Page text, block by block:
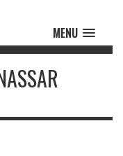
MENU